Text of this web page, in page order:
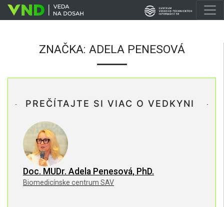
ZNAČKA: ADELA PENESOVÁ
PREČÍTAJTE SI VIAC O VEDKYNI
Doc. MUDr. Adela Penesová, PhD.
Biomedicínske centrum SAV